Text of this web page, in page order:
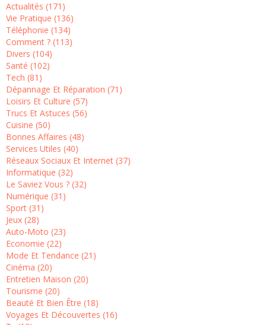
Actualités (171)
Vie Pratique (136)
Téléphonie (134)
Comment ? (113)
Divers (104)
Santé (102)
Tech (81)
Dépannage Et Réparation (71)
Loisirs Et Culture (57)
Trucs Et Astuces (56)
Cuisine (50)
Bonnes Affaires (48)
Services Utiles (40)
Réseaux Sociaux Et Internet (37)
Informatique (32)
Le Saviez Vous ? (32)
Numérique (31)
Sport (31)
Jeux (28)
Auto-Moto (23)
Economie (22)
Mode Et Tendance (21)
Cinéma (20)
Entretien Maison (20)
Tourisme (20)
Beauté Et Bien Être (18)
Voyages Et Découvertes (16)